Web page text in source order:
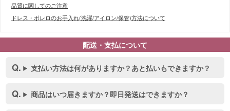
品質に関してのご注意
ドレス・ボレロのお手入れ(洗濯/アイロン/保管)方法について
配送・支払について
支払い方法は何がありますか？あと払いもできますか？
商品はいつ届きますか？即日発送はできますか？